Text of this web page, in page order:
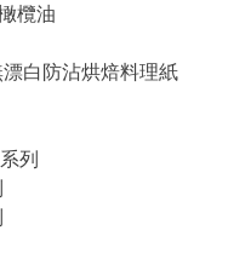
欖油
白防沾烘焙料理紙
列